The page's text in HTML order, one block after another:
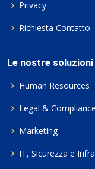
Privacy
Richiesta Contatto
Le nostre soluzioni
Human Resources
Legal & Compliance
Marketing
IT, Sicurezza e